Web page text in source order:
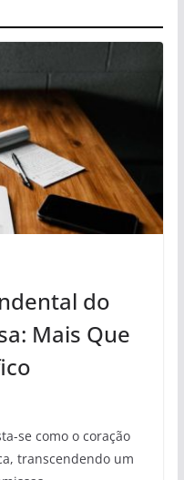
do
Mais Que
se como o coração
transcendendo um